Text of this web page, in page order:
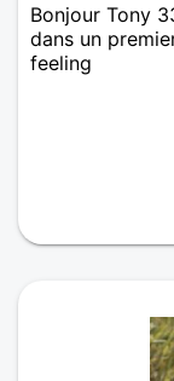
Bonjour Tony
dans un
feeling